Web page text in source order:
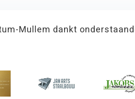
Mullem dankt